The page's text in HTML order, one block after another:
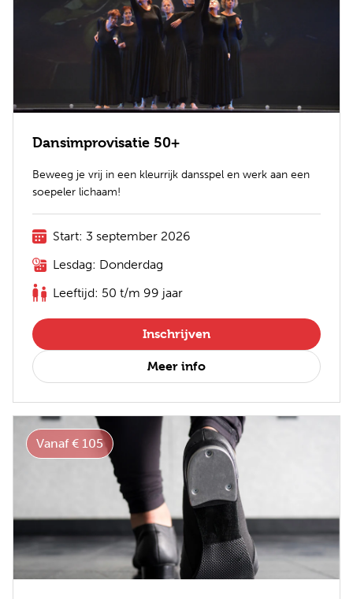
Dansimprovisatie 50+
Beweeg je vrij in een kleurrijk dansspel en werk aan een
soepeler lichaam!
Start: 3 september 2026
Lesdag: Donderdag
Leeftijd: 50 t/m 99 jaar
Inschrijven
Meer info
Vanaf € 105